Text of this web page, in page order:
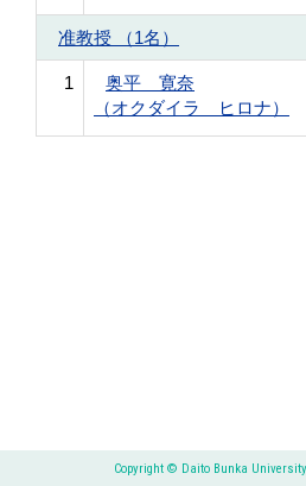
准教授 （1名）
1
奥平 寛奈
（オクダイラ ヒロナ）
Copyright © Daito Bunka